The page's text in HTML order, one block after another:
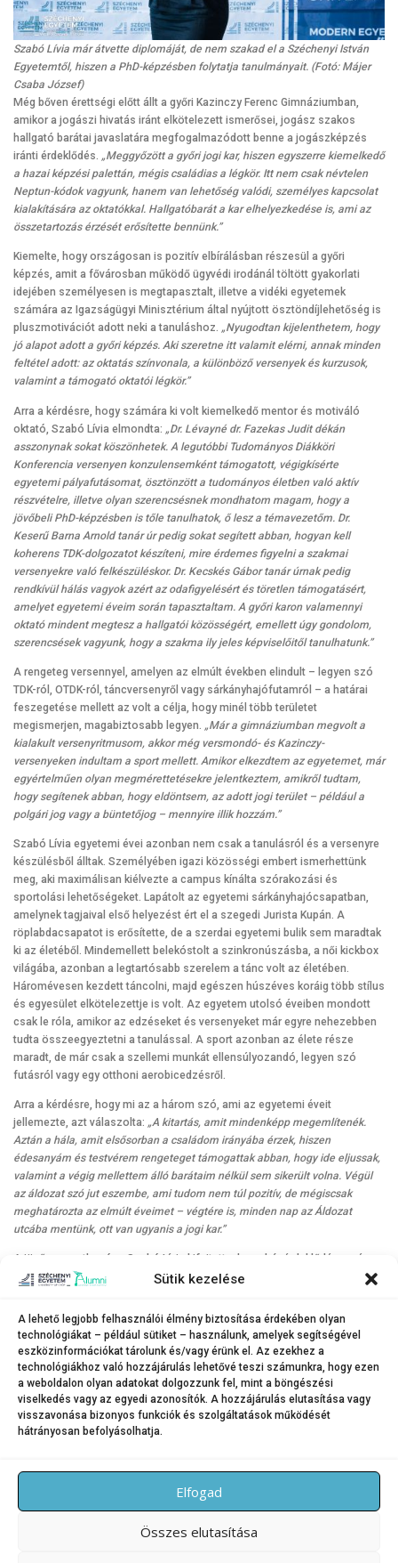
Sütik kezelése
A lehető legjobb felhasználói élmény biztosítása érdekében olyan
technológiákat – például sütiket – használunk, amelyek segítségével
eszközinformációkat tárolunk és/vagy érünk el. Az ezekhez a
technológiákhoz való hozzájárulás lehetővé teszi számunkra, hogy ezen
a weboldalon olyan adatokat dolgozzunk fel, mint a böngészési
viselkedés vagy az egyedi azonosítók. A hozzájárulás elutasítása vagy
visszavonása bizonyos funkciók és szolgáltatások működését
hátrányosan befolyásolhatja.
Elfogad
Összes elutasítása
Szabó Lívia már átvette diplomáját, de nem szakad el a Széchenyi István
Egyetemtől, hiszen a PhD-képzésben folytatja tanulmányait. (Fotó: Májer
Csaba József)
Még bőven érettségi előtt állt a győri Kazinczy Ferenc Gimnáziumban,
amikor a jogászi hivatás iránt elkötelezett ismerősei, jogász szakos
hallgató barátai javaslatára megfogalmazódott benne a jogászképzés
iránti érdeklődés. „Meggyőzött a győri jogi kar, hiszen egyszerre kiemelkedő
a hazai képzési palettán, mégis családias a légkör. Itt nem csak névtelen
Neptun-kódok vagyunk, hanem van lehetőség valódi, személyes kapcsolat
kialakítására az oktatókkal. Hallgatóbarát a kar elhelyezkedése is, ami az
összetartozás érzését erősítette bennünk.”
Kiemelte, hogy országosan is pozitív elbírálásban részesül a győri
képzés, amit a fővárosban működő ügyvédi irodánál töltött gyakorlati
idejében személyesen is megtapasztalt, illetve a vidéki egyetemek
számára az Igazságügyi Minisztérium által nyújtott ösztöndíjlehetőség is
pluszmotivációt adott neki a tanuláshoz. „Nyugodtan kijelenthetem, hogy
jó alapot adott a győri képzés. Aki szeretne itt valamit elérni, annak minden
feltétel adott: az oktatás színvonala, a különböző versenyek és kurzusok,
valamint a támogató oktatói légkör.”
Arra a kérdésre, hogy számára ki volt kiemelkedő mentor és motiváló
oktató, Szabó Lívia elmondta: „Dr. Lévayné dr. Fazekas Judit dékán
asszonynak sokat köszönhetek. A legutóbbi Tudományos Diákköri
Konferencia versenyen konzulensemként támogatott, végigkísérte
egyetemi pályafutásomat, ösztönzött a tudományos életben való aktív
részvételre, illetve olyan szerencsésnek mondhatom magam, hogy a
jövőbeli PhD-képzésben is tőle tanulhatok, ő lesz a témavezetőm. Dr.
Keserű Barna Arnold tanár úr pedig sokat segített abban, hogyan kell
koherens TDK-dolgozatot készíteni, mire érdemes figyelni a szakmai
versenyekre való felkészüléskor. Dr. Kecskés Gábor tanár úrnak pedig
rendkívül hálás vagyok azért az odafigyelésért és töretlen támogatásért,
amelyet egyetemi éveim során tapasztaltam. A győri karon valamennyi
oktató mindent megtesz a hallgatói közösségért, emellett úgy gondolom,
szerencsések vagyunk, hogy a szakma ily jeles képviselőitől tanulhatunk.”
A rengeteg versennyel, amelyen az elmúlt években elindult – legyen szó
TDK-ról, OTDK-ról, táncversenyről vagy sárkányhajófutamról – a határai
feszegetése mellett az volt a célja, hogy minél több területet
megismerjen, magabiztosabb legyen. „Már a gimnáziumban megvolt a
kialakult versenyritmusom, akkor még versmondó- és Kazinczy-
versenyeken indultam a sport mellett. Amikor elkezdtem az egyetemet, már
egyértelműen olyan megmérettetésekre jelentkeztem, amikről tudtam,
hogy segítenek abban, hogy eldöntsem, az adott jogi terület – például a
polgári jog vagy a büntetőjog – mennyire illik hozzám.”
Szabó Lívia egyetemi évei azonban nem csak a tanulásról és a versenyre
készülésből álltak. Személyében igazi közösségi embert ismerhettünk
meg, aki maximálisan kiélvezte a campus kínálta szórakozási és
sportolási lehetőségeket. Lapátolt az egyetemi sárkányhajócsapatban,
amelynek tagjaival első helyezést ért el a szegedi Jurista Kupán. A
röplabdacsapatot is erősítette, de a szerdai egyetemi bulik sem maradtak
ki az életéből. Mindemellett belekóstolt a szinkronúszásba, a női kickbox
világába, azonban a legtartósabb szerelem a tánc volt az életében.
Háromévesen kezdett táncolni, majd egészen húszéves koráig több stílus
és egyesület elkötelezettje is volt. Az egyetem utolsó éveiben mondott
csak le róla, amikor az edzéseket és versenyeket már egyre nehezebben
tudta összeegyeztetni a tanulással. A sport azonban az élete része
maradt, de már csak a szellemi munkát ellensúlyozandó, legyen szó
futásról vagy egy otthoni aerobicedzésről.
Arra a kérdésre, hogy mi az a három szó, ami az egyetemi éveit
jellemezte, azt válaszolta: „A kitartás, amit mindenképp megemlítenék.
Aztán a hála, amit elsősorban a családom irányába érzek, hiszen
édesanyám és testvérem rengeteget támogattak abban, hogy ide eljussak,
valamint a végig mellettem álló barátaim nélkül sem sikerült volna. Végül
az áldozat szó jut eszembe, ami tudom nem túl pozitív, de mégiscsak
meghatározta az elmúlt éveimet – végtére is, minden nap az Áldozat
utcába mentünk, ott van ugyanis a jogi kar.”
A jövőre vonatkozóan Szabó Lívia kifejtette, hogy bár érdeklődése még
fokozatosan formálódik, leginkább a polgári jog területe fogta meg, ezért
munka mellett teszi, amivel kapcsolatban hangsúlyozta:„Álmomban sem
gondoltam volna, hogy már az utolsó államvizsgám után négy nappal
munka állhatok. Az Audi Hungaria Zrt. jogi osztályán korábban voltam
gyakornok másfél évig, és ezek szerint beváltam (nevet), hiszen most már
főállású munkatárs lehetek, amiért nagyon hálás vagyok.”
KATEGÓRIA:HÍREK